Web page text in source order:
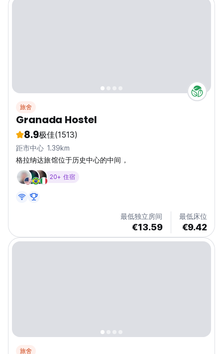
旅舍
Granada Hostel
8.9极佳(1513)
距市中心 1.39km
格拉纳达旅馆位于历史中心的中间，
20+ 住宿
最低独立房间
€13.59
最低床位
€9.42
旅舍